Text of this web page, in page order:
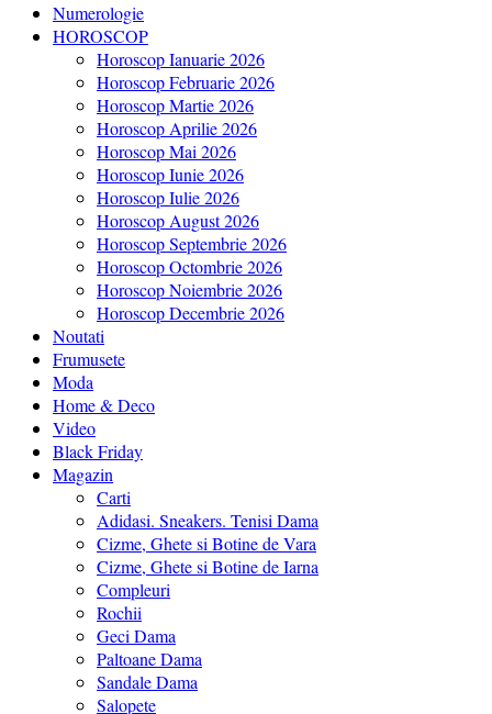
Numerologie
HOROSCOP
Horoscop Ianuarie 2026
Horoscop Februarie 2026
Horoscop Martie 2026
Horoscop Aprilie 2026
Horoscop Mai 2026
Horoscop Iunie 2026
Horoscop Iulie 2026
Horoscop August 2026
Horoscop Septembrie 2026
Horoscop Octombrie 2026
Horoscop Noiembrie 2026
Horoscop Decembrie 2026
Noutati
Frumusete
Moda
Home & Deco
Video
Black Friday
Magazin
Carti
Adidasi. Sneakers. Tenisi Dama
Cizme, Ghete si Botine de Vara
Cizme, Ghete si Botine de Iarna
Compleuri
Rochii
Geci Dama
Paltoane Dama
Sandale Dama
Salopete